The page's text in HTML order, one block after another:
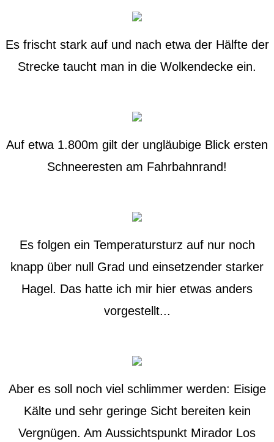
Es frischt stark auf und nach etwa der Hälfte der
Strecke taucht man in die Wolkendecke ein.
Auf etwa 1.800m gilt der ungläubige Blick ersten
Schneeresten am Fahrbahnrand!
Es folgen ein Temperatursturz auf nur noch
knapp über null Grad und einsetzender starker
Hagel. Das hatte ich mir hier etwas anders
vorgestellt...
Aber es soll noch viel schlimmer werden: Eisige
Kälte und sehr geringe Sicht bereiten kein
Vergnügen. Am Aussichtspunkt Mirador Los